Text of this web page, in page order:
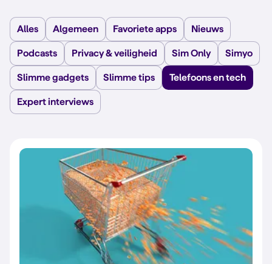
Alles Algemeen Favoriete apps Nieuws
Podcasts Privacy & veiligheid Sim Only Simyo
Slimme gadgets Slimme tips Telefoons en tech
Expert interviews